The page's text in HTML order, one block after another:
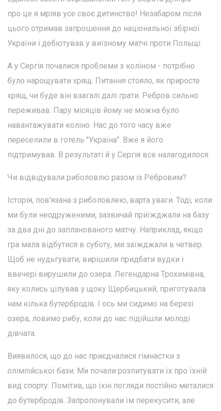
про це я мріяв усе своє дитинство! Незабаром після
цього отримав запрошення до національної збірної
України і дебютував у виїзному матчі проти Польщі.
А у Сергія почалися проблеми з коліном - потрібно
було нарощувати хрящ. Питання стояло, як приросте
хрящ, чи буде він взагалі далі грати. Ребров сильно
переживав. Пару місяців йому не можна було
навантажувати коліно. Нас до того часу вже
переселили в готель "Україна". Вже я його
підтримував. В результаті й у Сергія все налагодилося.
Чи відвідували риболовлю разом із Ребровим?
Історія, пов'язана з риболовлею, варта уваги. Тоді, коли
ми були неодруженими, зазвичай приїжджали на базу
за два дні до запланованого матчу. Наприклад, якщо
гра мала відбутися в суботу, ми заїжджали в четвер.
Щоб не нудьгувати, вирішили придбати вудки і
ввечері вирушили до озера. Легендарна Трохимівна,
яку колись цілував у щоку Щербицький, приготувала
нам кілька бутербродів. І ось ми сидимо на березі
озера, ловимо рибу, коли до нас підійшли молоді
дівчата.
Виявилося, що до нас приєдналися гімнастки з
олімпійської бази. Ми почали розпитувати їх про їхній
вид спорту. Помітив, що їхні погляди постійно металися
до бутербродів. Запропонували їм перекусити, але